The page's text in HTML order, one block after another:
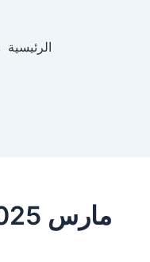
الرئيسية
مارس 2025